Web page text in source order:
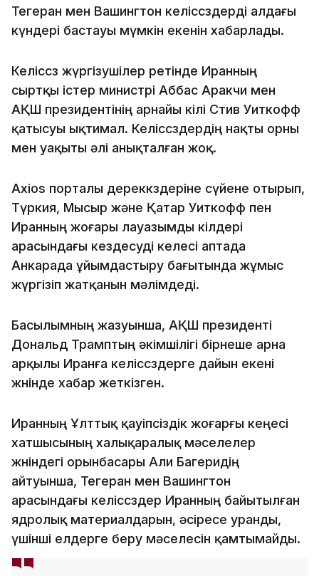
Тегеран мен Вашингтон келіссөздерді алдағы
күндері бастауы мүмкін екенін хабарлады.
Келіссөз жүргізушілер ретінде Иранның
сыртқы істер министрі Аббас Аракчи мен
АҚШ президентінің арнайы өкілі Стив Уиткофф
қатысуы ықтимал. Келіссөздердің нақты орны
мен уақыты әлі анықталған жоқ.
Axios порталы дереккөздеріне сүйене отырып,
Түркия, Мысыр және Қатар Уиткофф пен
Иранның жоғары лауазымды өкілдері
арасындағы кездесуді келесі аптада
Анкарада ұйымдастыру бағытында жұмыс
жүргізіп жатқанын мәлімдеді.
Басылымның жазуынша, АҚШ президенті
Дональд Трамптың әкімшілігі бірнеше арна
арқылы Иранға келіссөздерге дайын екені
жөнінде хабар жеткізген.
Иранның Ұлттық қауіпсіздік жоғарғы кеңесі
хатшысының халықаралық мәселелер
жөніндегі орынбасары Али Багеридің
айтуынша, Тегеран мен Вашингтон
арасындағы келіссөздер Иранның байытылған
ядролық материалдарын, әсіресе уранды,
үшінші елдерге беру мәселесін қамтымайды.